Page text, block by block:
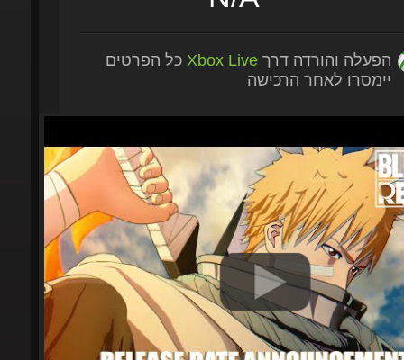
יימסרו לאחר הרכישה